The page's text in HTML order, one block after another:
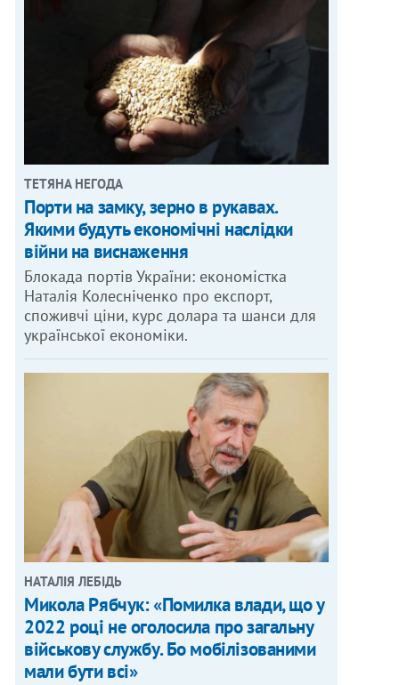
ТЕТЯНА НЕГОДА
Порти на замку, зерно в рукавах.
Якими будуть економічні наслідки
війни на виснаження
Блокада портів України: економістка
Наталія Колесніченко про експорт,
споживчі ціни, курс долара та шанси для
української економіки.
НАТАЛІЯ ЛЕБІДЬ
Микола Рябчук: «Помилка влади, що у
2022 році не оголосила про загальну
військову службу. Бо мобілізованими
мали бути всі»